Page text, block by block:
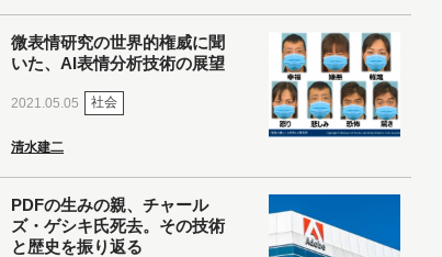
微表情研究の世界的権威に聞
いた、AI表情分析技術の展望
2021.05.05 社会
清水建二
PDFの生みの親、チャール
ズ・ゲシキ氏死去。その技術
と歴史を振り返る